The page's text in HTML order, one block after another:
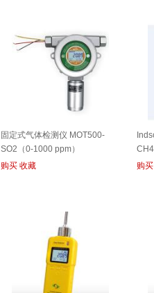
固定式气体检测仪 MOT500-
SO2（0-1000 ppm）
购买 收藏
购买